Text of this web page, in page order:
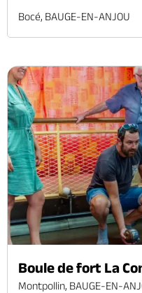
Bocé, BAUGE-EN-ANJOU
Boule de fort La
Montpollin, BAUGE-EN-